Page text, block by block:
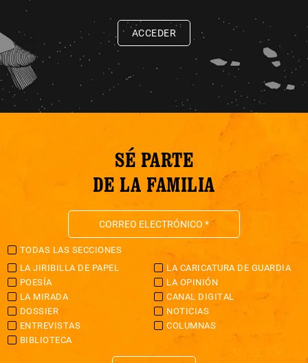
ACCEDER
SÉ PARTE
DE LA FAMILIA
TODAS LAS SECCIONES
LA JIRIBILLA DE PAPEL
LA CARICATURA DE GUARDIA
POESÍA
LA OPINIÓN
LA MIRADA
CANAL DIGITAL
DOSSIER
NOTICIAS
ENTREVISTAS
COLUMNAS
BIBLIOTECA